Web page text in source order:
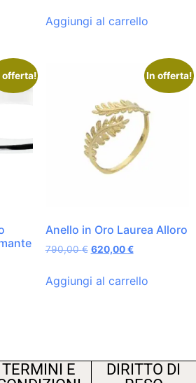
Aggiungi al carrello
offerta! In offerta!
Anello in Oro Laurea Alloro
790,00€ 620,00€
Aggiungi al carrello
TERMINI E
DIRITTO DI